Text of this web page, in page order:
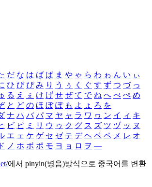
だ な は ば ぱ ま や ゃ ら わ ゎ ん い ぃ
ひ び ぴ み り う ぅ く ぐ す ず つ づ っ
る え ぇ け げ せ ぜ て で ね へ べ ぺ め
と ど の ほ ぼ ぽ も よ ょ ろ を
ナ ハ バ パ マ ヤ ャ ラ ワ ヮ ン イ ィ キ
ビ ピ ミ リ ウ ゥ ク グ ス ズ ツ ヅ ッ ヌ
エ ェ ケ ゲ セ ゼ テ デ ヘ ベ ペ メ レ オ
ド ノ ホ ボ ポ モ ヨ ョ ロ ヲ ―
에서 pinyin(병음)방식으로 중국어를 변환